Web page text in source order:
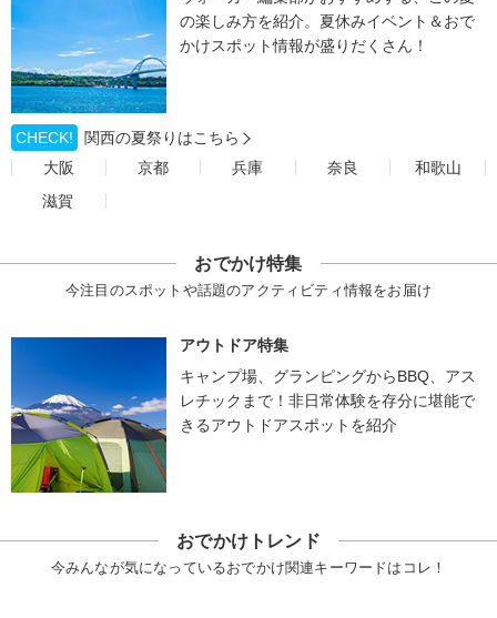
の楽しみ方を紹介。夏休みイベント＆おで
かけスポット情報が盛りだくさん！
CHECK!
関西の夏祭りはこちら
大阪
京都 兵庫 奈良
和歌山
滋賀
おでかけ特集
今注目のスポットや話題のアクティビティ情報をお届け
アウトドア特集
キャンプ場、グランピングからBBQ、アス
レチックまで！非日常体験を存分に堪能で
きるアウトドアスポットを紹介
おでかけトレンド
今みんなが気になっているおでかけ関連キーワードはコレ！